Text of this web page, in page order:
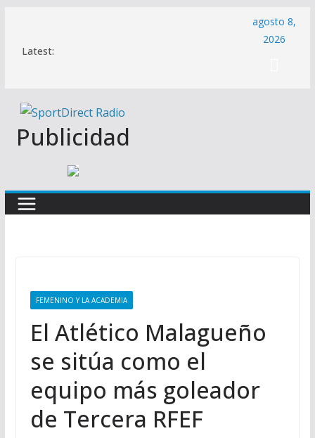
contenido
Latest:
agosto 8,
2026
Publicidad
FEMENINO Y LA ACADEMIA
El Atlético Malagueño
se sitúa como el
equipo más goleador
de Tercera RFEF